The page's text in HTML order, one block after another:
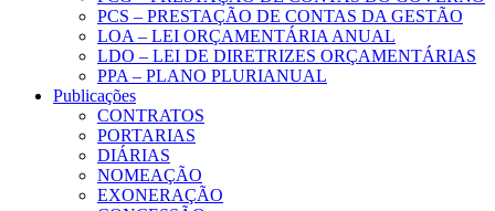
PCS – PRESTAÇÃO DE CONTAS DA GESTÃO
LOA – LEI ORÇAMENTÁRIA ANUAL
LDO – LEI DE DIRETRIZES ORÇAMENTÁRIAS
PPA – PLANO PLURIANUAL
Publicações
CONTRATOS
PORTARIAS
DIÁRIAS
NOMEAÇÃO
EXONERAÇÃO